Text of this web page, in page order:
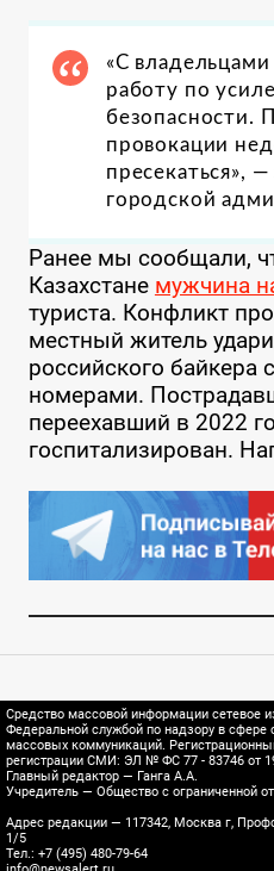
«С
работу по
безопасности.
провокации
пресекаться», —
городской
Ранее мы сообщали,
Казахстане мужчина
туриста. Конфликт
местный житель
российского байкера
номерами.
переехавший в 2022
госпитализирован.
Средство массовой информации сетевое
Федеральной службой по надзору в сфере
массовых коммуникаций.
регистрации СМИ: ЭЛ № ФС 77 - 83746 от
Главный редактор — Ганга А.А.
Учредитель — Общество с ограниченной
Адрес редакции — 117342, Москва г,
1/5
Тел.: +7 (495) 480-79-64